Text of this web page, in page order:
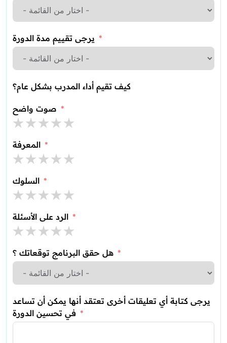
يرجى تقييم مدة الدورة
صوت واضح
الرد على الأسئلة
هل حقق البرنامج توقعاتك ؟
يرجى كتابة أي تعليقات أخرى تعتقد أنها يمكن أن تساعد
في تحسين الدورة